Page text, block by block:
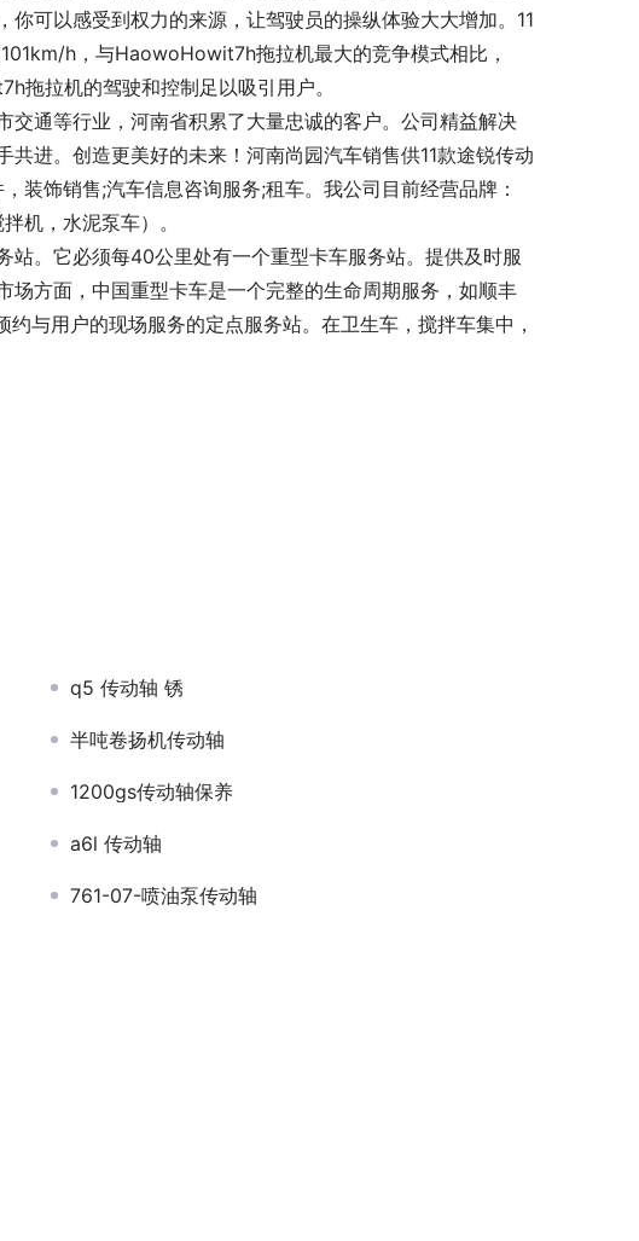
可以感受到权力的来源，让驾驶员的操纵体验大大增加。11
h，与HaowoHowit7h拖拉机最大的竞争模式相比，
拖拉机的驾驶和控制足以吸引用户。
通等行业，河南省积累了大量忠诚的客户。公司精益解决
进。创造更美好的未来！河南尚园汽车销售供11款途锐传动
装饰销售;汽车信息咨询服务;租车。我公司目前经营品牌：
机，水泥泵车）。
。它必须每40公里处有一个重型卡车服务站。提供及时服
方面，中国重型卡车是一个完整的生命周期服务，如顺丰
与用户的现场服务的定点服务站。在卫生车，搅拌车集中，
q5 传动轴 锈
半吨卷扬机传动轴
1200gs传动轴保养
a6l 传动轴
761-07-喷油泵传动轴